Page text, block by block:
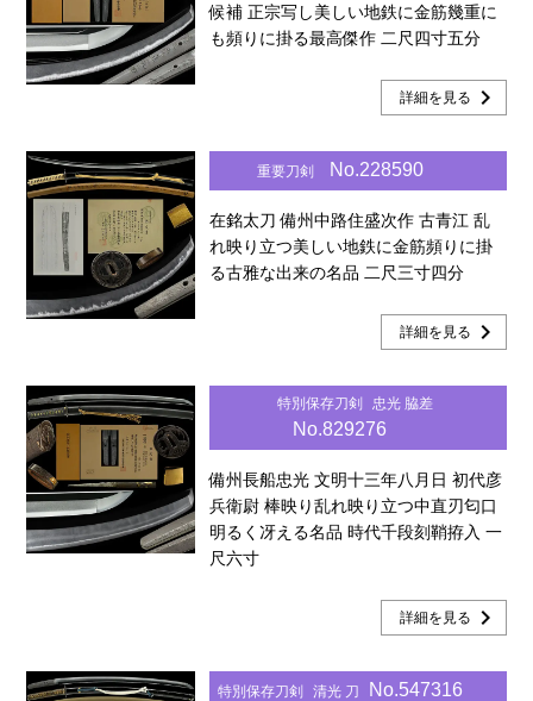
候補 正宗写し美しい地鉄に金筋幾重に
も頻りに掛る最高傑作 二尺四寸五分
詳細を見る chevron_right
重要刀剣 No.228590
在銘太刀 備州中路住盛次作 古青江 乱
れ映り立つ美しい地鉄に金筋頻りに掛
る古雅な出来の名品 二尺三寸四分
詳細を見る chevron_right
特別保存刀剣 忠光 脇差
No.829276
備州長船忠光 文明十三年八月日 初代彦
兵衛尉 棒映り乱れ映り立つ中直刃匂口
明るく冴える名品 時代千段刻鞘拵入 一
尺六寸
詳細を見る chevron_right
特別保存刀剣 清光 刀 No.547316